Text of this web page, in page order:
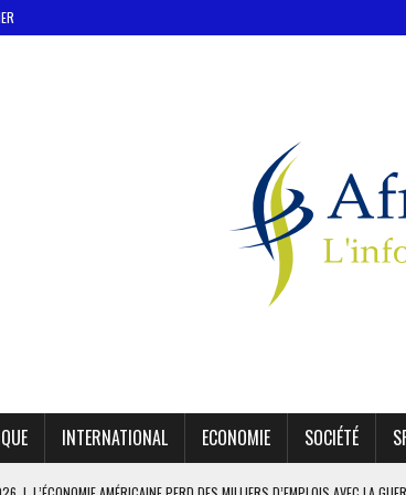
INTERNATIONAL ECONOMIE SOCIÉTÉ